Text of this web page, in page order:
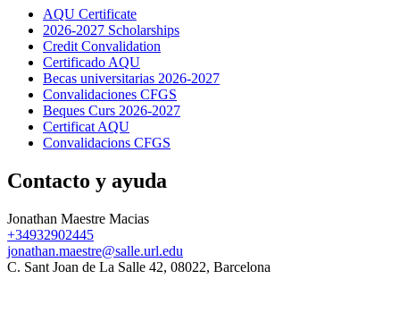
AQU Certificate
2026-2027 Scholarships
Credit Convalidation
Certificado AQU
Becas universitarias 2026-2027
Convalidaciones CFGS
Beques Curs 2026-2027
Certificat AQU
Convalidacions CFGS
Contacto y ayuda
Jonathan Maestre Macias
+34932902445
jonathan.maestre@salle.url.edu
C. Sant Joan de La Salle 42, 08022, Barcelona